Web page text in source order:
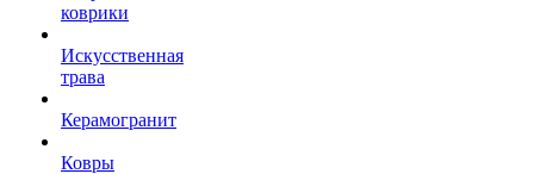
коврики
Искусственная
трава
Керамогранит
Ковры